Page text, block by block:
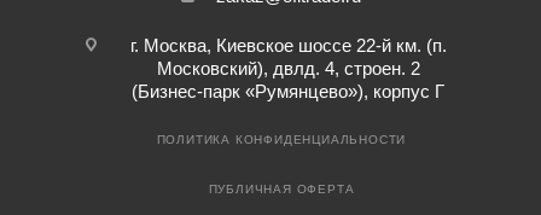
г. Москва, Киевское шоссе 22-й км. (п.
Московский), двлд. 4, строен. 2
(Бизнес-парк «Румянцево»), корпус Г
ПОЛИТИКА КОНФИДЕНЦИАЛЬНОСТИ
ПУБЛИЧНАЯ ОФЕРТА